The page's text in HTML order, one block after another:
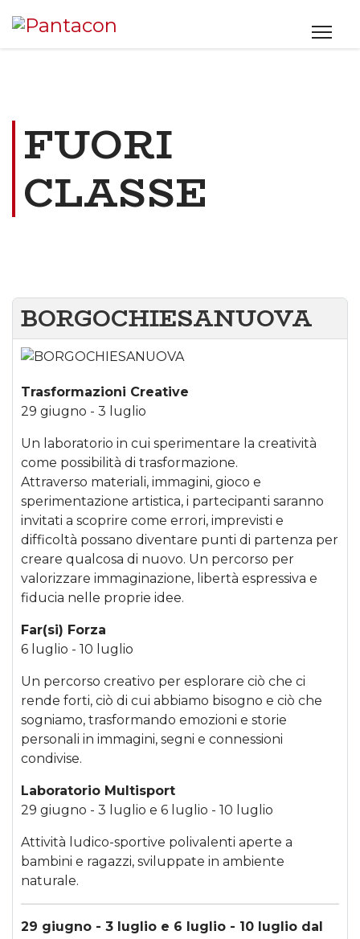
FUORI
CLASSE
BORGOCHIESANUOVA
Trasformazioni Creative
29 giugno - 3 luglio
Un laboratorio in cui sperimentare la creatività
come possibilità di trasformazione.
Attraverso materiali, immagini, gioco e
sperimentazione artistica, i partecipanti saranno
invitati a scoprire come errori, imprevisti e
difficoltà possano diventare punti di partenza per
creare qualcosa di nuovo. Un percorso per
valorizzare immaginazione, libertà espressiva e
fiducia nelle proprie idee.
Far(si) Forza
6 luglio - 10 luglio
Un percorso creativo per esplorare ciò che ci
rende forti, ciò di cui abbiamo bisogno e ciò che
sogniamo, trasformando emozioni e storie
personali in immagini, segni e connessioni
condivise.
Laboratorio Multisport
29 giugno - 3 luglio e 6 luglio - 10 luglio
Attività ludico-sportive polivalenti aperte a
bambini e ragazzi, sviluppate in ambiente
naturale.
29 giugno - 3 luglio e 6 luglio - 10 luglio dal